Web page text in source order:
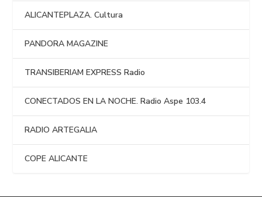
ALICANTEPLAZA. Cultura
PANDORA MAGAZINE
TRANSIBERIAM EXPRESS Radio
CONECTADOS EN LA NOCHE. Radio Aspe 103.4
RADIO ARTEGALIA
COPE ALICANTE